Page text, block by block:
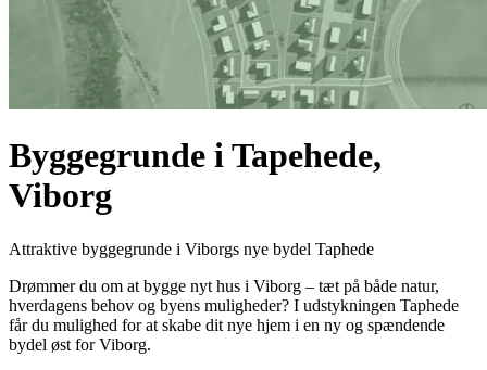
Byggegrunde i Tapehede,
Viborg
Attraktive byggegrunde i Viborgs nye bydel Taphede
Drømmer du om at bygge nyt hus i Viborg – tæt på både natur,
hverdagens behov og byens muligheder? I udstykningen Taphede
får du mulighed for at skabe dit nye hjem i en ny og spændende
bydel øst for Viborg.